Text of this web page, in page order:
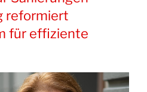
reformiert
für effiziente